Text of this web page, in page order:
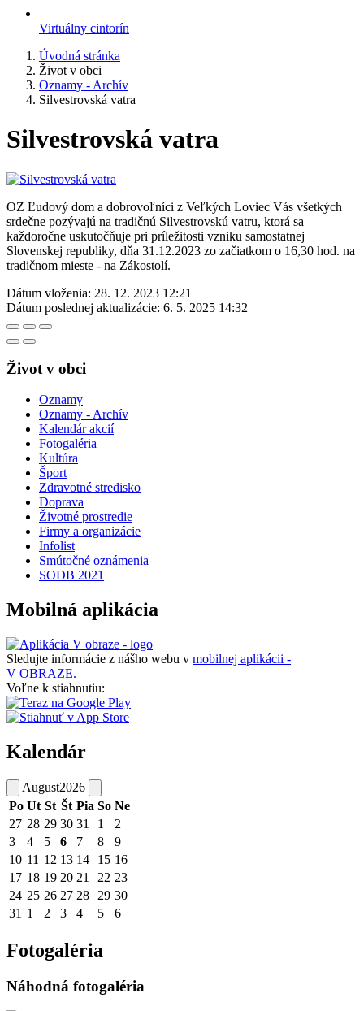
Virtuálny cintorín
Úvodná stránka
Život v obci
Oznamy - Archív
Silvestrovská vatra
Silvestrovská vatra
OZ Ľudový dom a dobrovoľníci z Veľkých Loviec Vás všetkých
srdečne pozývajú na tradičnú Silvestrovskú vatru, ktorá sa
každoročne uskutočňuje pri príležitosti vzniku samostatnej
Slovenskej republiky, dňa 31.12.2023 zo začiatkom o 16,30 hod. na
tradičnom mieste - na Zákostolí.
Dátum vloženia: 28. 12. 2023 12:21
Dátum poslednej aktualizácie: 6. 5. 2025 14:32
Život v obci
Oznamy
Oznamy - Archív
Kalendár akcií
Fotogaléria
Kultúra
Šport
Zdravotné stredisko
Doprava
Životné prostredie
Firmy a organizácie
Infolist
Smútočné oznámenia
SODB 2021
Mobilná aplikácia
Sledujte informácie z nášho webu v mobilnej aplikácii -
V OBRAZE.
Voľne k stiahnutiu:
Kalendár
August2026
Po Ut St Št Pia So Ne
27 28 29 30 31 1
2
3
4 5 6 7 8
9
10 11 12 13 14 15 16
17 18 19 20 21 22 23
24 25 26 27 28 29 30
31 1 2 3 4 5 6
Fotogaléria
Náhodná fotogaléria